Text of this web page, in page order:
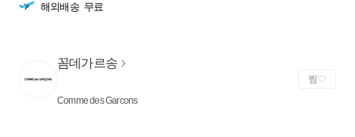
해외배송 무료
꼼데가르송
Comme des Garcons
찜